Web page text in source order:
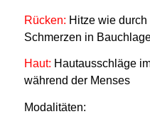
Rücken: Hitze wie
Schmerzen in
Haut: Hautausschläge
während der Menses
Modalitäten: